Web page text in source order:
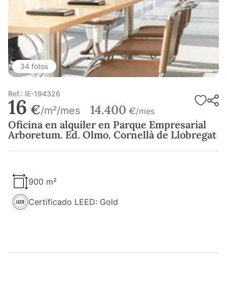
34 fotos
Ref.: IE-194326
16 €/m²/mes 14.400 €/mes
Oficina en alquiler en Parque Empresarial
Arboretum. Ed. Olmo. Cornellà de Llobregat
900 m²
Certificado LEED: Gold